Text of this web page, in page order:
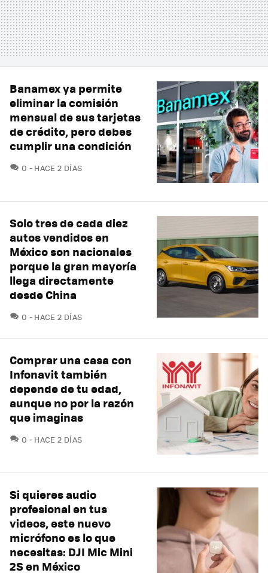
Banamex ya permite
eliminar la comisión
mensual de sus tarjetas
de crédito, pero debes
cumplir una condición
0 COMENTARIOS
HACE 2 DÍAS
Solo tres de cada diez
autos vendidos en
México son nacionales
porque la gran mayoría
llega directamente
desde China
0 COMENTARIOS
HACE 2 DÍAS
Comprar una casa con
Infonavit también
depende de tu edad,
aunque no por la razón
que imaginas
0 COMENTARIOS
HACE 2 DÍAS
Si quieres audio
profesional en tus
videos, este nuevo
micrófono es lo que
necesitas: DJI Mic Mini
2S en México